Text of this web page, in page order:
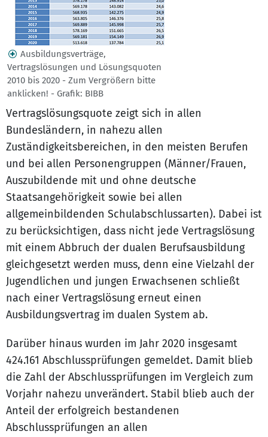
Ausbildungsverträge,
Vertragslösungen und Lösungsquoten
2010 bis 2020 - Zum Vergrößern bitte
anklicken! - Grafik: BIBB
Vertragslösungs­quote zeigt sich in allen
Bundesländern, in nahezu allen
Zuständigkeitsbereichen, in den meisten Berufen
und bei allen Personen­gruppen (Männer/Frauen,
Auszubildende mit und ohne deutsche
Staatsangehörigkeit sowie bei allen
allgemeinbildenden Schulabschlussarten). Dabei ist
zu berücksichtigen, dass nicht jede Vertragslösung
mit einem Abbruch der dualen Berufsausbildung
gleich­gesetzt werden muss, denn eine Vielzahl der
Jugendlichen und jungen Erwachsenen schließt
nach einer Vertragslösung erneut einen
Ausbildungsvertrag im dualen System ab.
Darüber hinaus wurden im Jahr 2020 insgesamt
424.161 Abschlussprüfungen gemeldet. Damit blieb
die Zahl der Abschlussprüfungen im Vergleich zum
Vorjahr nahezu unverändert. Stabil blieb auch der
Anteil der erfolgreich bestandenen
Abschlussprüfungen an allen